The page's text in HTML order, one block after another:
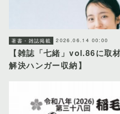
著書・雑誌掲載 2026.06.14 00:00
【雑誌「七緒」vol.86に取
解決ハンガー収納】